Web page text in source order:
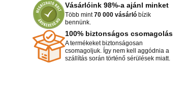
Vásárlóink 98%-a ajánl minket
Több mint70 000 vásárló bízik
bennünk.
100% biztonságos csomagolás
A termékeket biztonságosan
csomagoljuk. Így nem kell aggódnia a
szállítás során történő sérülések miatt.